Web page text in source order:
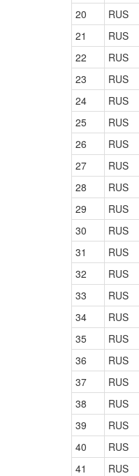
20
RUS
21
RUS
22
RUS
23
RUS
24
RUS
25
RUS
26
RUS
27
RUS
28
RUS
29
RUS
30
RUS
31
RUS
32
RUS
33
RUS
34
RUS
35
RUS
36
RUS
37
RUS
38
RUS
39
RUS
40
RUS
41
RUS